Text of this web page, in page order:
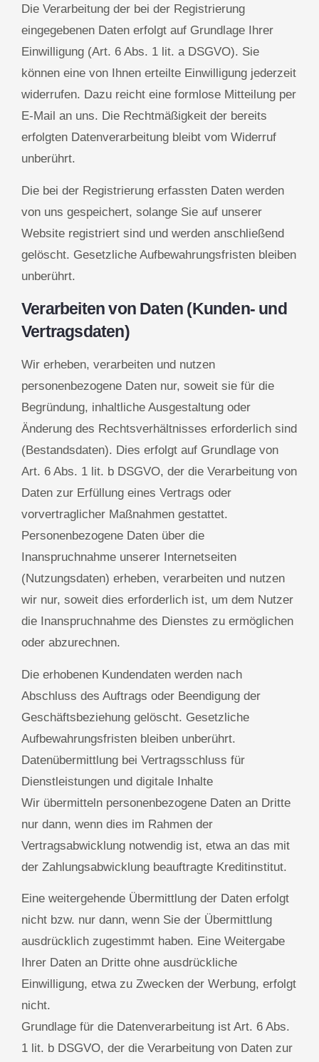
Die Verarbeitung der bei der Registrierung
eingegebenen Daten erfolgt auf Grundlage Ihrer
Einwilligung (Art. 6 Abs. 1 lit. a DSGVO). Sie
können eine von Ihnen erteilte Einwilligung jederzeit
widerrufen. Dazu reicht eine formlose Mitteilung per
E-Mail an uns. Die Rechtmäßigkeit der bereits
erfolgten Datenverarbeitung bleibt vom Widerruf
unberührt.
Die bei der Registrierung erfassten Daten werden
von uns gespeichert, solange Sie auf unserer
Website registriert sind und werden anschließend
gelöscht. Gesetzliche Aufbewahrungsfristen bleiben
unberührt.
Verarbeiten von Daten (Kunden- und
Vertragsdaten)
Wir erheben, verarbeiten und nutzen
personenbezogene Daten nur, soweit sie für die
Begründung, inhaltliche Ausgestaltung oder
Änderung des Rechtsverhältnisses erforderlich sind
(Bestandsdaten). Dies erfolgt auf Grundlage von
Art. 6 Abs. 1 lit. b DSGVO, der die Verarbeitung von
Daten zur Erfüllung eines Vertrags oder
vorvertraglicher Maßnahmen gestattet.
Personenbezogene Daten über die
Inanspruchnahme unserer Internetseiten
(Nutzungsdaten) erheben, verarbeiten und nutzen
wir nur, soweit dies erforderlich ist, um dem Nutzer
die Inanspruchnahme des Dienstes zu ermöglichen
oder abzurechnen.
Die erhobenen Kundendaten werden nach
Abschluss des Auftrags oder Beendigung der
Geschäftsbeziehung gelöscht. Gesetzliche
Aufbewahrungsfristen bleiben unberührt.
Datenübermittlung bei Vertragsschluss für
Dienstleistungen und digitale Inhalte
Wir übermitteln personenbezogene Daten an Dritte
nur dann, wenn dies im Rahmen der
Vertragsabwicklung notwendig ist, etwa an das mit
der Zahlungsabwicklung beauftragte Kreditinstitut.
Eine weitergehende Übermittlung der Daten erfolgt
nicht bzw. nur dann, wenn Sie der Übermittlung
ausdrücklich zugestimmt haben. Eine Weitergabe
Ihrer Daten an Dritte ohne ausdrückliche
Einwilligung, etwa zu Zwecken der Werbung, erfolgt
nicht.
Grundlage für die Datenverarbeitung ist Art. 6 Abs.
1 lit. b DSGVO, der die Verarbeitung von Daten zur